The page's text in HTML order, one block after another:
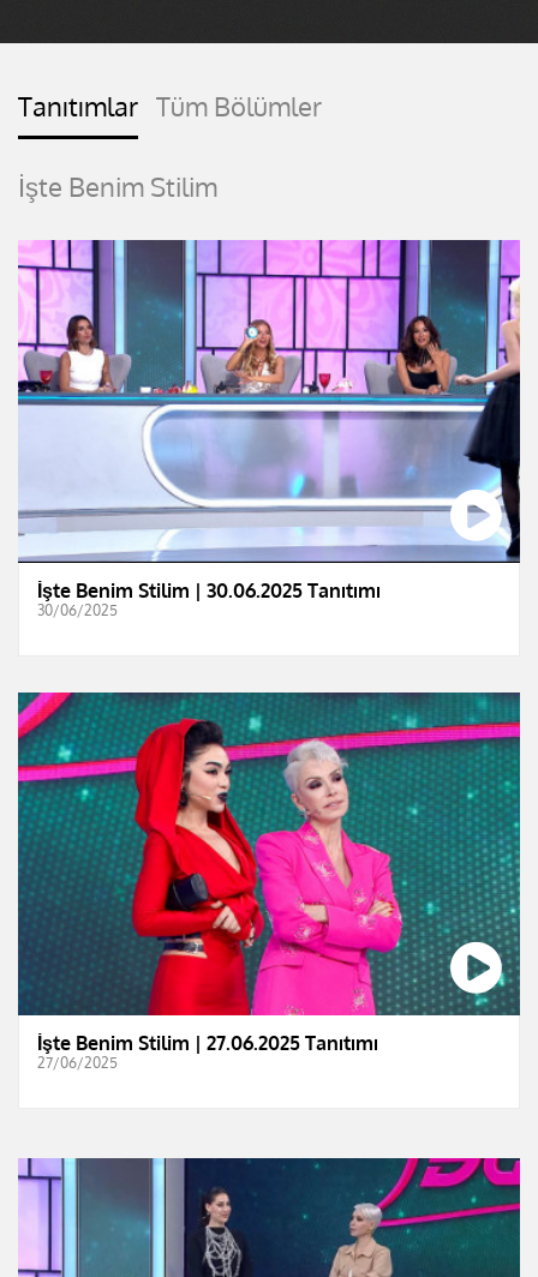
Tanıtımlar Tüm Bölümler
İşte Benim Stilim
İşte Benim Stilim | 30.06.2025 Tanıtımı
30/06/2025
İşte Benim Stilim | 27.06.2025 Tanıtımı
27/06/2025